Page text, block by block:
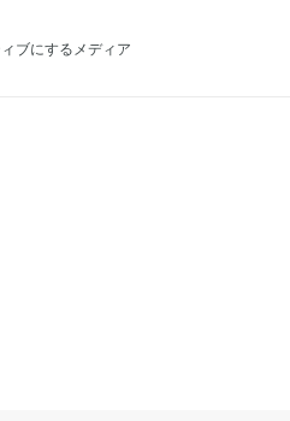
ブにするメディア